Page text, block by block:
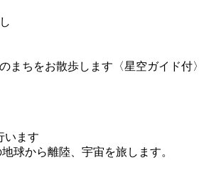
まちをお散歩します〈星空ガイド付〉
います
球から離陸、宇宙を旅します。